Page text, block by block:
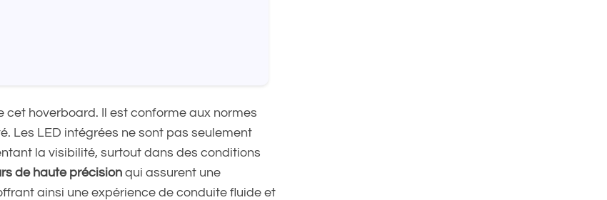
cet hoverboard. Il est conforme aux normes
Les LED intégrées ne sont pas seulement
la visibilité, surtout dans des conditions
de haute précision qui assurent une
ainsi une expérience de conduite fluide et